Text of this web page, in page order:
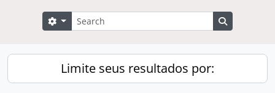
Buscar
Opções de busca
Limite seus resultados por: